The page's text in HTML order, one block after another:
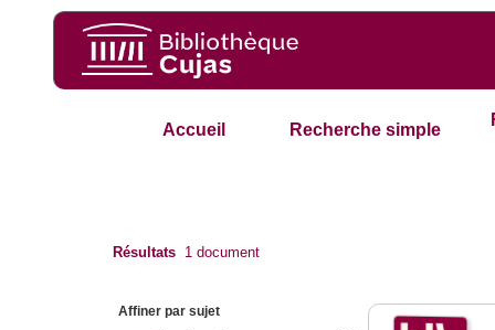
Accueil Recherche simple
Résultats 1 document
Affiner par sujet